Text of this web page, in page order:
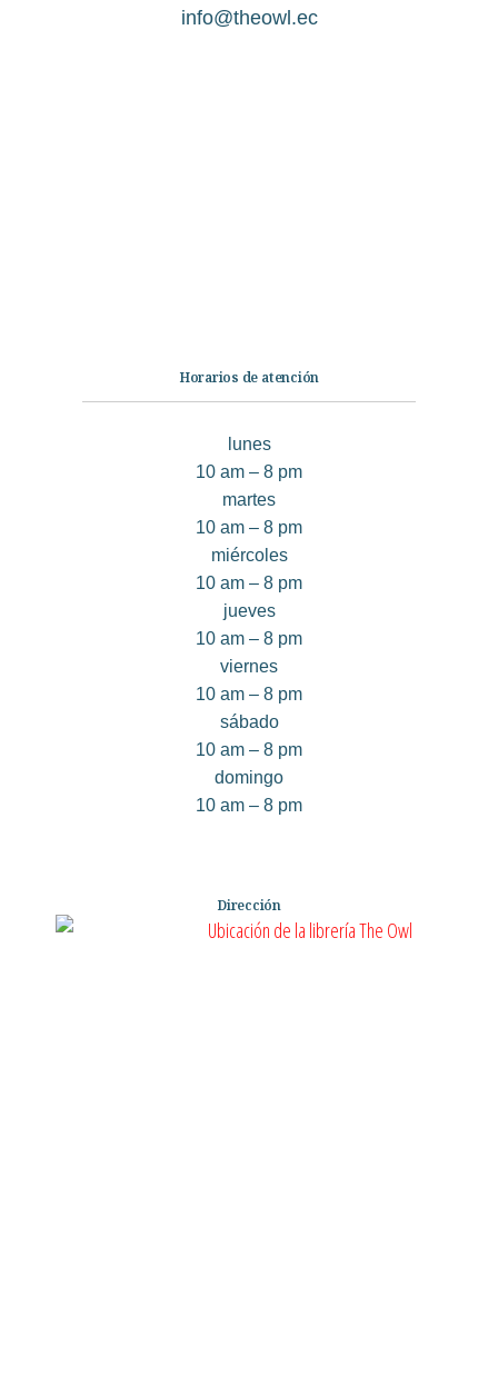
info@theowl.ec
Horarios de atención
lunes
10 am – 8 pm
martes
10 am – 8 pm
miércoles
10 am – 8 pm
jueves
10 am – 8 pm
viernes
10 am – 8 pm
sábado
10 am – 8 pm
domingo
10 am – 8 pm
Dirección